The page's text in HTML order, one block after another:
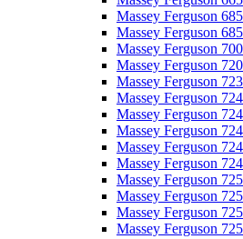
Massey Ferguson 685
Massey Ferguson
Massey Ferguson 700
Massey Ferguson
Massey Ferguson
Massey Ferguson
Massey Ferguson
Massey Ferguson
Massey Ferguson
Massey Ferguson
Massey Ferguson
Massey Ferguson
Massey Ferguson
Massey Ferguson